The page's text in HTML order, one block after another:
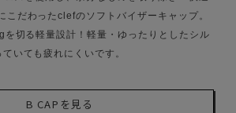
こだわったclefのソフトバイザーキャップ。
切る軽量設計！軽量・ゆったりとしたシル
いても疲れにくいです。
B CAPを見る